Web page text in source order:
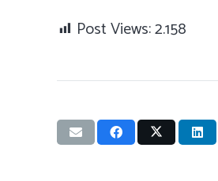
Post Views:2.158